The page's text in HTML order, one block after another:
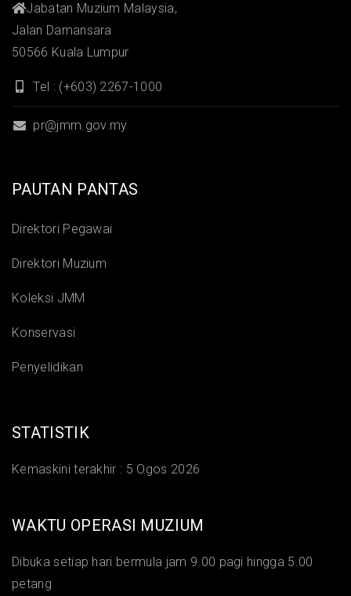
Jabatan Muzium Malaysia,
Jalan Damansara
50566 Kuala Lumpur
Tel : (+603) 2267-1000
pr@jmm.gov.my
PAUTAN PANTAS
Direktori Pegawai
Direktori Muzium
Koleksi JMM
Konservasi
Penyelidikan
STATISTIK
Kemaskini terakhir : 5 Ogos 2026
WAKTU OPERASI MUZIUM
Dibuka setiap hari bermula jam 9.00 pagi hingga 5.00
petang